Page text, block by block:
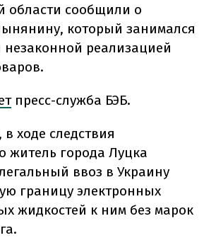
области сообщили о
который занимался
реализацией
пресс-служба БЭБ.
ходе следствия
житель города Луцка
ввоз в Украину
границу электронных
жидкостей к ним без марок